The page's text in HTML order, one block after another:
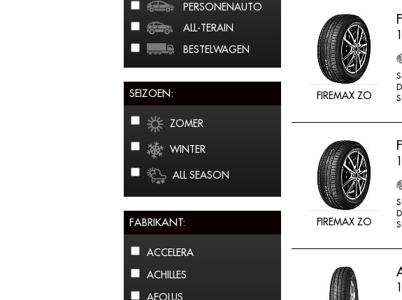
PERSONENAUTO
ALL-TERAIN
BESTELWAGEN
SEIZOEN:
ZOMER
WINTER
ALL SEASON
FABRIKANT:
ACCELERA
ACHILLES
AEOLUS
FIREMAX ZO
FIREMAX ZO